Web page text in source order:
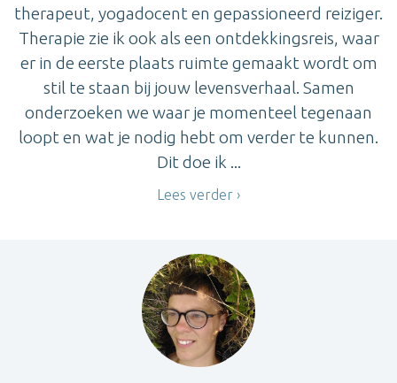
therapeut, yogadocent en gepassioneerd reiziger.
Therapie zie ik ook als een ontdekkingsreis, waar
er in de eerste plaats ruimte gemaakt wordt om
stil te staan bij jouw levensverhaal. Samen
onderzoeken we waar je momenteel tegenaan
loopt en wat je nodig hebt om verder te kunnen.
Dit doe ik ...
Lees verder